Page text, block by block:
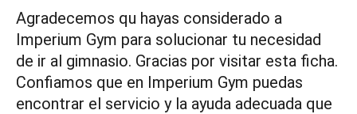
Agradecemos qu hayas considerado a
Imperium Gym para solucionar tu necesidad
de ir al gimnasio. Gracias por visitar esta ficha.
Confiamos que en Imperium Gym puedas
encontrar el servicio y la ayuda adecuada que